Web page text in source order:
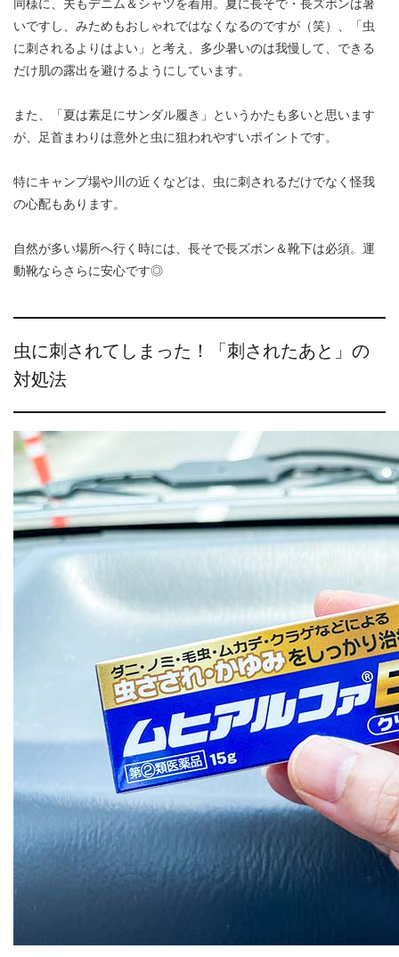
いですし、みためもおしゃれではなくなるのですが（笑）、「虫
に刺されるよりはよい」と考え、多少暑いのは我慢して、できる
だけ肌の露出を避けるようにしています。
また、「夏は素足にサンダル履き」というかたも多いと思います
が、足首まわりは意外と虫に狙われやすいポイントです。
特にキャンプ場や川の近くなどは、虫に刺されるだけでなく怪我
の心配もあります。
自然が多い場所へ行く時には、長そで長ズボン＆靴下は必須。運
動靴ならさらに安心です◎
虫に刺されてしまった！「刺されたあと」の
対処法